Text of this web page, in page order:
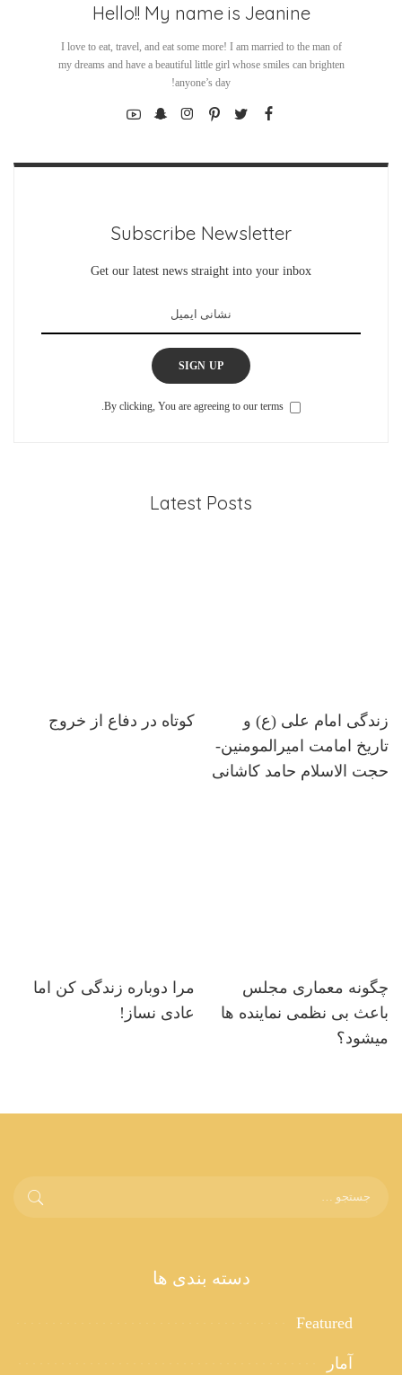
Hello!! My name is Jeanine
I love to eat, travel, and eat some more! I am married to the man of
my dreams and have a beautiful little girl whose smiles can brighten
anyone’s day!
Subscribe Newsletter
Get our latest news straight into your inbox
SIGN UP
By clicking, You are agreeing to our terms.
Latest Posts
زندگی امام علی (ع) و
تاریخ امامت امیرالمومنین-
حجت الاسلام حامد کاشانی
کوتاه در دفاع از خروج
چگونه معماری مجلس
باعث بی نظمی نماینده ها
میشود؟
مرا دوباره زندگی کن اما
عادی نساز!
دسته بندی ها
Featured
آمار